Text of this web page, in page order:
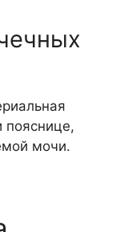
пояснице,
мочи.